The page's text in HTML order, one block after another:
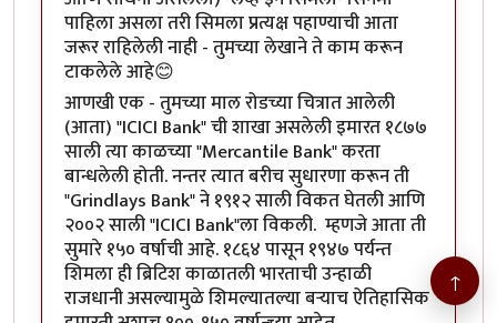
पाहिला असला तरी सिमला प्रत्यक्ष पहाण्याची आता
जरूर राहिलेली नाही - तुमच्या लेखाने ते काम करून
टाकलेले आहे😊
आणखी एक - तुमच्या माल रोडच्या चित्रात आलेली
(आता) "ICICI Bank" ची शाखा असलेली इमारत १८७७
साली त्या काळच्या "Mercantile Bank" करता
बान्धलेली होती. नन्तर त्यात बरीच सुधारणा करून ती
"Grindlays Bank" ने १९१२ साली विकत घेतली आणि
२००२ साली "ICICI Bank"ला विकली. म्हणजे आता ती
सुमारे १५० वर्षाची आहे. १८६४ पासून १९४७ पर्यन्त
शिमला ही ब्रिटिश काळातली भारताची उन्हाळी
राजधानी असल्यामुळे शिमल्यातल्या बऱ्याच ऐतिहासिक
↑